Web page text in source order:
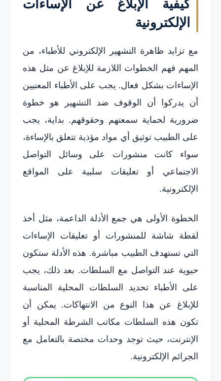
كيفية الإبلاغ عن الإساءات
الإلكترونية
مع تزايد ظاهرة التشهير الإلكتروني للأطباء، من
المهم فهم الخطوات اللازمة للإبلاغ عن مثل هذه
الإساءات بشكل فعال. يجب على الأطباء المعنيين
أن يدركوا أن الوقوف ضد التشهير هو خطوة
ضرورية لحماية سمعتهم وحقوقهم. بداية، يجب
على الطبيب توثيق أي مواد مؤذية تتعلق بالإساءة،
سواء كانت منشورات على وسائل التواصل
الاجتماعي أو تعليقات سلبية على المواقع
الإلكترونية.
الخطوة الأولى هي جمع الأدلة الداعمة، مثل أخذ
لقطة شاشة للمنشورات أو تعليقات الإساءات
التي تستهدف الطبيب مباشرة. هذه الأدلة ستكون
حيوية عند التواصل مع السلطات. بعد ذلك، يجب
على الأطباء تحديد السلطات المحلية المناسبة
للإبلاغ عن هذا النوع من الانتهاكات. يمكن أن
تكون هذه السلطات مكاتب الشرطة المحلية أو
الإنترنت، حيث توجد وحدات مختصة بالتعامل مع
الجرائم الإلكترونية.